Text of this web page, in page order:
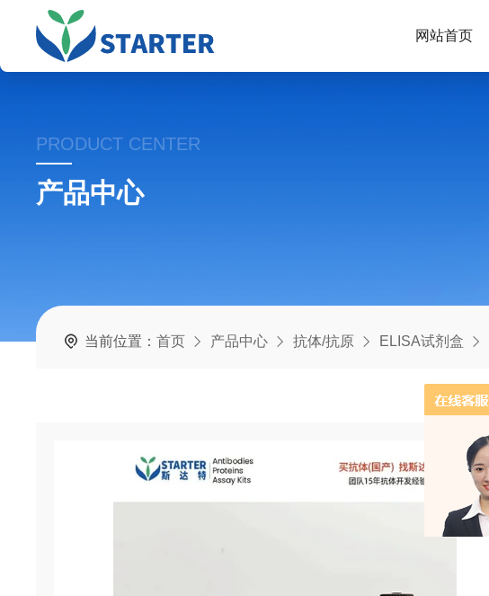
网站首页
PRODUCT CENTER
产品中心
当前位置：首页 产品中心 抗体/抗原 ELISA试剂盒